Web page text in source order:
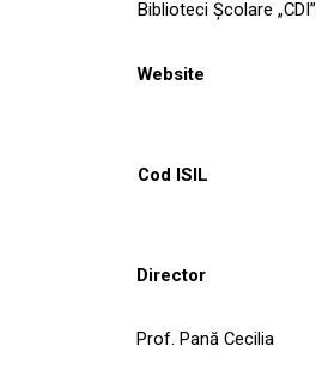
Biblioteci Școlare „CDI”
Website
Cod ISIL
Director
Prof. Pană Cecilia